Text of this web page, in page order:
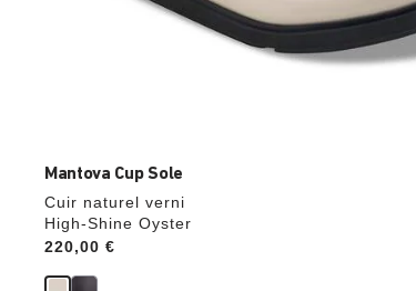
Mantova Cup Sole
Cuir naturel verni
High-Shine Oyster
Price:
220,00 €